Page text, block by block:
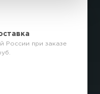
России при заказе